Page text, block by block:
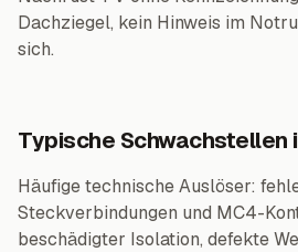
Dachziegel, kein Hinweis im
sich.
Typische Schwachstellen
Häufige technische Auslöser:
Steckverbindungen und MC4-
beschädigter Isolation, defekte